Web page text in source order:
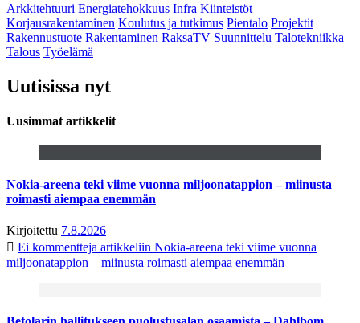
Arkkitehtuuri Energiatehokkuus Infra Kiinteistöt
Korjausrakentaminen Koulutus ja tutkimus Pientalo Projektit
Rakennustuote Rakentaminen RaksaTV Suunnittelu Talotekniikka
Talous Työelämä
Uutisissa nyt
Uusimmat artikkelit
Nokia-areena teki viime vuonna miljoonatappion – miinusta
roimasti aiempaa enemmän
Kirjoitettu 7.8.2026
Ei kommentteja artikkeliin Nokia-areena teki viime vuonna
miljoonatappion – miinusta roimasti aiempaa enemmän